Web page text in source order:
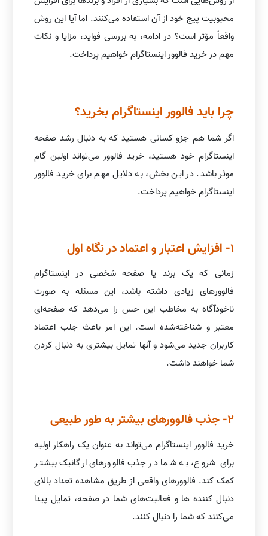
محبوبیت پیج خود از آن استفاده می‌کنند. اما آیا این روش
واقعاً مؤثر است؟ در ادامه، به بررسی فواید، مزایا و نکات
مهم در خرید فالوور اینستاگرام خواهیم پرداخت.
چرا باید فالوور اینستاگرام بخرید؟
اگر شما هم جزو کسانی هستید که به دنبال رشد صفحه
اینستاگرام خود هستید، خرید فالوور می‌تواند اولین گام
موثر باشد. در این بخش، به دلایل مهم برای خرید فالوور
اینستاگرام خواهیم پرداخت.
1- افزایش اعتبار و اعتماد در نگاه اول
زمانی که یک برند یا صفحه شخصی در اینستاگرام
فالوورهای زیادی داشته باشد، این مسئله به صورت
ناخودآگاه به مخاطب این حس را می‌دهد که صفحه‌ای
معتبر و شناخته‌شده است. این امر باعث جلب اعتماد
کاربران جدید می‌شود و آنها تمایل بیشتری به دنبال کردن
شما خواهند داشت.
2- جذب فالوورهای بیشتر به طور طبیعی
خرید فالوور اینستاگرام می‌تواند به عنوان یک راهکار اولیه
برای شروع، به شما در جذب فالوورهای ارگانیک بیشتر
کمک کند. فالوورهای واقعی از طریق مشاهده تعداد بالای
دنبال کننده ها و فعالیت‌های شما در صفحه، تمایل پیدا
می‌کنند که شما را دنبال کنند.